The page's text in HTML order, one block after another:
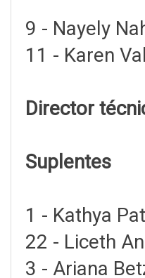
9 - Nayely
11 - Karen
Director
Suplentes
1 - Kathya
22 - Liceth
3 - Ariana